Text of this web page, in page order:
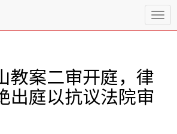
T
o
教案二审开庭，律
出庭以抗议法院审